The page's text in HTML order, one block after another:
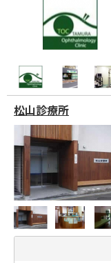
松山診療所